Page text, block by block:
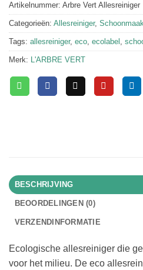
Artikelnummer: Arbre Vert Allesreiniger
Categorieën: Allesreiniger,
Tags: allesreiniger, eco, ecolabel ,
Merk: L'ARBRE VERT
BESCHRIJVING
BEOORDELINGEN (0)
VERZENDINFORMATIE
Ecologische allesreiniger die
voor het milieu. De eco